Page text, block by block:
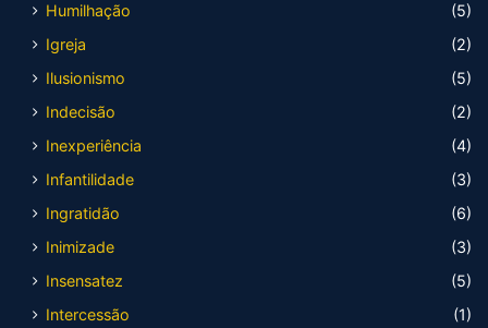
Humilhação
(5)
Igreja
(2)
Ilusionismo
(5)
Indecisão
(2)
Inexperiência
(4)
Infantilidade
(3)
Ingratidão
(6)
Inimizade
(3)
Insensatez
(5)
Intercessão
(1)